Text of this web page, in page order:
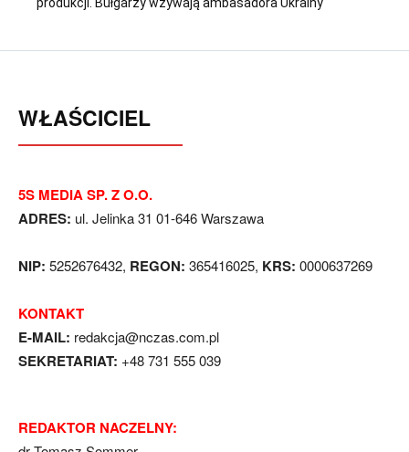
WŁAŚCICIEL
5S MEDIA SP. Z O.O.
ADRES: ul. Jelinka 31 01-646 Warszawa
NIP: 5252676432, REGON: 365416025, KRS: 0000637269
KONTAKT
E-MAIL: redakcja@nczas.com.pl
SEKRETARIAT: +48 731 555 039
REDAKTOR NACZELNY: